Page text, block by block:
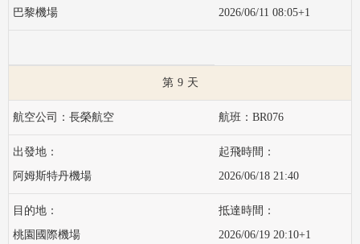
巴黎機場 2026/06/11 08:05+1
9
長榮航空 BR076
阿姆斯特丹機場 2026/06/18 21:40
桃園國際機場 2026/06/19 20:10+1